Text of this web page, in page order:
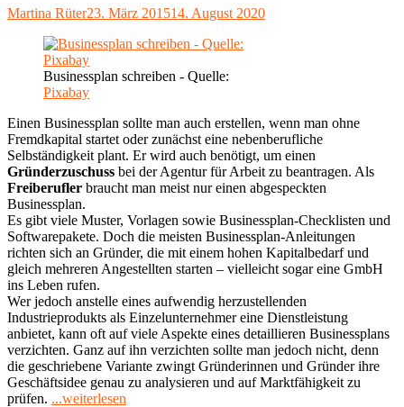
Autor
Martina RüterVeröffentlicht
23. März 201514. August 2020
Businessplan schreiben - Quelle:
Pixabay
Einen Businessplan sollte man auch erstellen, wenn man ohne
Fremdkapital startet oder zunächst eine nebenberufliche
Selbständigkeit plant. Er wird auch benötigt, um einen
Gründerzuschuss bei der Agentur für Arbeit zu beantragen. Als
Freiberufler braucht man meist nur einen abgespeckten
Businessplan.
Es gibt viele Muster, Vorlagen sowie Businessplan-Checklisten und
Softwarepakete. Doch die meisten Businessplan-Anleitungen
richten sich an Gründer, die mit einem hohen Kapitalbedarf und
gleich mehreren Angestellten starten – vielleicht sogar eine GmbH
ins Leben rufen.
Wer jedoch anstelle eines aufwendig herzustellenden
Industrieprodukts als Einzelunternehmer eine Dienstleistung
anbietet, kann oft auf viele Aspekte eines detaillieren Businessplans
verzichten. Ganz auf ihn verzichten sollte man jedoch nicht, denn
die geschriebene Variante zwingt Gründerinnen und Gründer ihre
Geschäftsidee genau zu analysieren und auf Marktfähigkeit zu
prüfen. ...weiterlesen